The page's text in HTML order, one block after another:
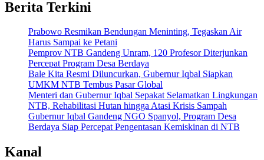
Berita Terkini
Prabowo Resmikan Bendungan Meninting, Tegaskan Air
Harus Sampai ke Petani
Pemprov NTB Gandeng Unram, 120 Profesor Diterjunkan
Percepat Program Desa Berdaya
Bale Kita Resmi Diluncurkan, Gubernur Iqbal Siapkan
UMKM NTB Tembus Pasar Global
Menteri dan Gubernur Iqbal Sepakat Selamatkan Lingkungan
NTB, Rehabilitasi Hutan hingga Atasi Krisis Sampah
Gubernur Iqbal Gandeng NGO Spanyol, Program Desa
Berdaya Siap Percepat Pengentasan Kemiskinan di NTB
Kanal